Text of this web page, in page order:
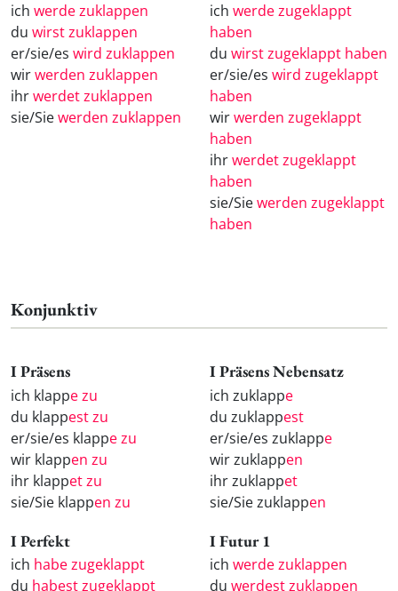
ich werde zuklappen
du wirst zuklappen
er/sie/es wird zuklappen
wirwerden zuklappen
ihrwerdet zuklappen
sie/Siewerden zuklappen
ich werde zugeklappt
haben
du wirst zugeklappt haben
er/sie/es wird zugeklappt
haben
wirwerden zugeklappt
haben
ihrwerdet zugeklappt
haben
sie/Siewerden zugeklappt
haben
Konjunktiv
I Präsens
ich klappe zu
du klappest zu
er/sie/es klappe zu
wir klappen zu
ihr klappet zu
sie/Sie klappen zu
I Präsens Nebensatz
ich zuklappe
du zuklappest
er/sie/es zuklappe
wir zuklappen
ihr zuklappet
sie/Sie zuklappen
I Perfekt
ich habe zugeklappt
du habest zugeklappt
I Futur 1
ich werde zuklappen
du werdest zuklappen